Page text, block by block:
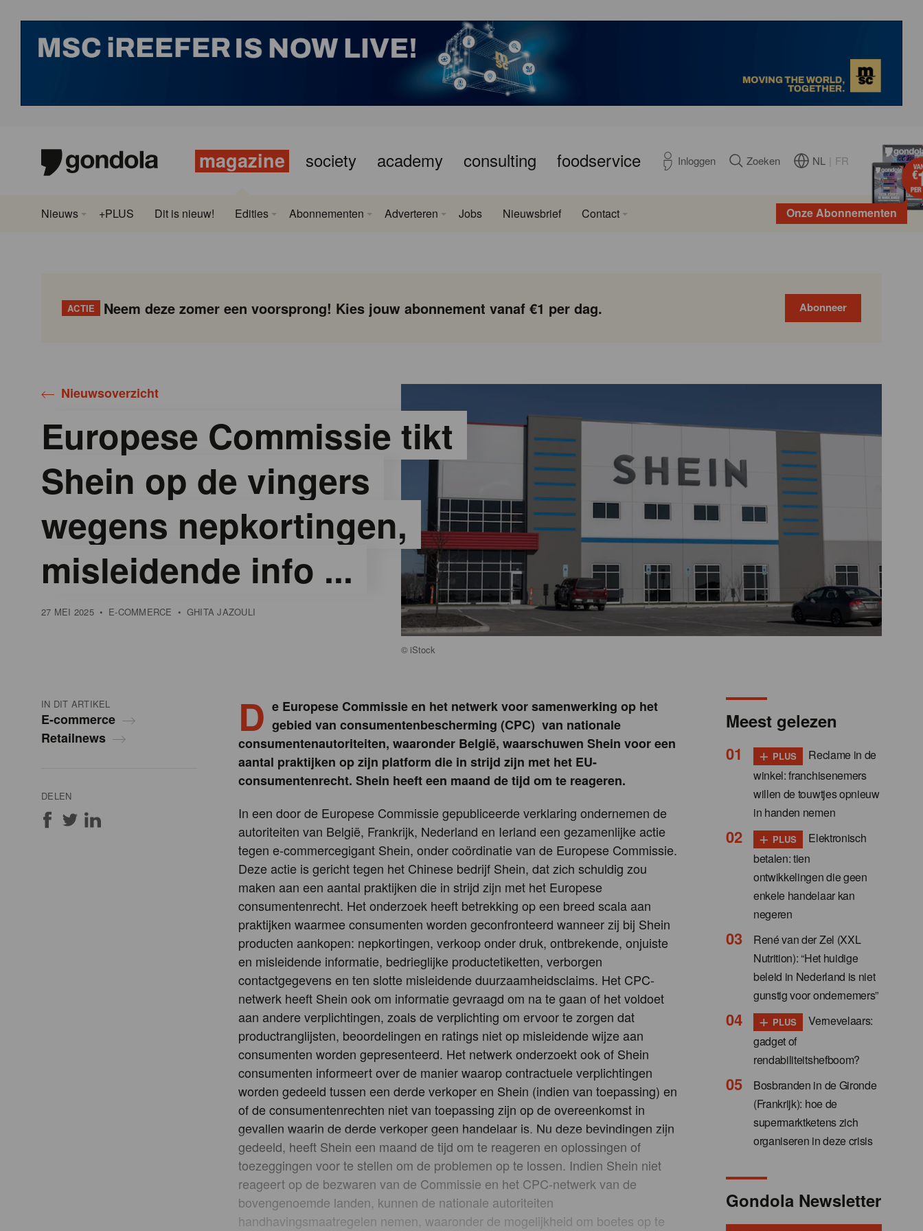
magazine society academy consulting foodservice Inloggen Zoeken NL FR
Onze Abonnementen
Nieuws +PLUS Dit is nieuw! Edities Abonnementen Adverteren Jobs Nieuwsbrief Contact
ACTIE Neem deze zomer een voorsprong! Kies jouw abonnement vanaf €1 per dag. Abonneer
Nieuwsoverzicht
Europese Commissie tikt
Shein op de vingers
wegens nepkortingen,
misleidende info ...
27 MEI 2025 • E-COMMERCE • GHITA JAZOULI
© iStock
IN DIT ARTIKEL
E-commerce
Retailnews
DELEN
D e Europese Commissie en het netwerk voor samenwerking op het
gebied van consumentenbescherming (CPC) van nationale
consumentenautoriteiten, waaronder België, waarschuwen Shein voor een
aantal praktijken op zijn platform die in strijd zijn met het EU-
consumentenrecht. Shein heeft een maand de tijd om te reageren.
In een door de Europese Commissie gepubliceerde verklaring ondernemen de
autoriteiten van België, Frankrijk, Nederland en Ierland een gezamenlijke actie
tegen e-commercegigant Shein, onder coördinatie van de Europese Commissie.
Deze actie is gericht tegen het Chinese bedrijf Shein, dat zich schuldig zou
maken aan een aantal praktijken die in strijd zijn met het Europese
consumentenrecht. Het onderzoek heeft betrekking op een breed scala aan
praktijken waarmee consumenten worden geconfronteerd wanneer zij bij Shein
producten aankopen: nepkortingen, verkoop onder druk, ontbrekende, onjuiste
en misleidende informatie, bedrieglijke productetiketten, verborgen
contactgegevens en ten slotte misleidende duurzaamheidsclaims. Het CPC-
netwerk heeft Shein ook om informatie gevraagd om na te gaan of het voldoet
aan andere verplichtingen, zoals de verplichting om ervoor te zorgen dat
productranglijsten, beoordelingen en ratings niet op misleidende wijze aan
consumenten worden gepresenteerd. Het netwerk onderzoekt ook of Shein
consumenten informeert over de manier waarop contractuele verplichtingen
worden gedeeld tussen een derde verkoper en Shein (indien van toepassing) en
of de consumentenrechten niet van toepassing zijn op de overeenkomst in
gevallen waarin de derde verkoper geen handelaar is. Nu deze bevindingen zijn
gedeeld, heeft Shein een maand de tijd om te reageren en oplossingen of
toezeggingen voor te stellen om de problemen op te lossen. Indien Shein niet
reageert op de bezwaren van de Commissie en het CPC-netwerk van de
bovengenoemde landen, kunnen de nationale autoriteiten
handhavingsmaatregelen nemen, waaronder de mogelijkheid om boetes op te
Meest gelezen
+ PLUS
Reclame in de
winkel: franchisenemers
willen de touwtjes opnieuw
in handen nemen
+ PLUS
Elektronisch
betalen: tien
ontwikkelingen die geen
enkele handelaar kan
negeren
René van der Zel (XXL
Nutrition): “Het huidige
beleid in Nederland is niet
gunstig voor ondernemers”
+ PLUS
Vernevelaars:
gadget of
rendabiliteitshefboom?
Bosbranden in de Gironde
(Frankrijk): hoe de
supermarktketens zich
organiseren in deze crisis
Gondola Newsletter